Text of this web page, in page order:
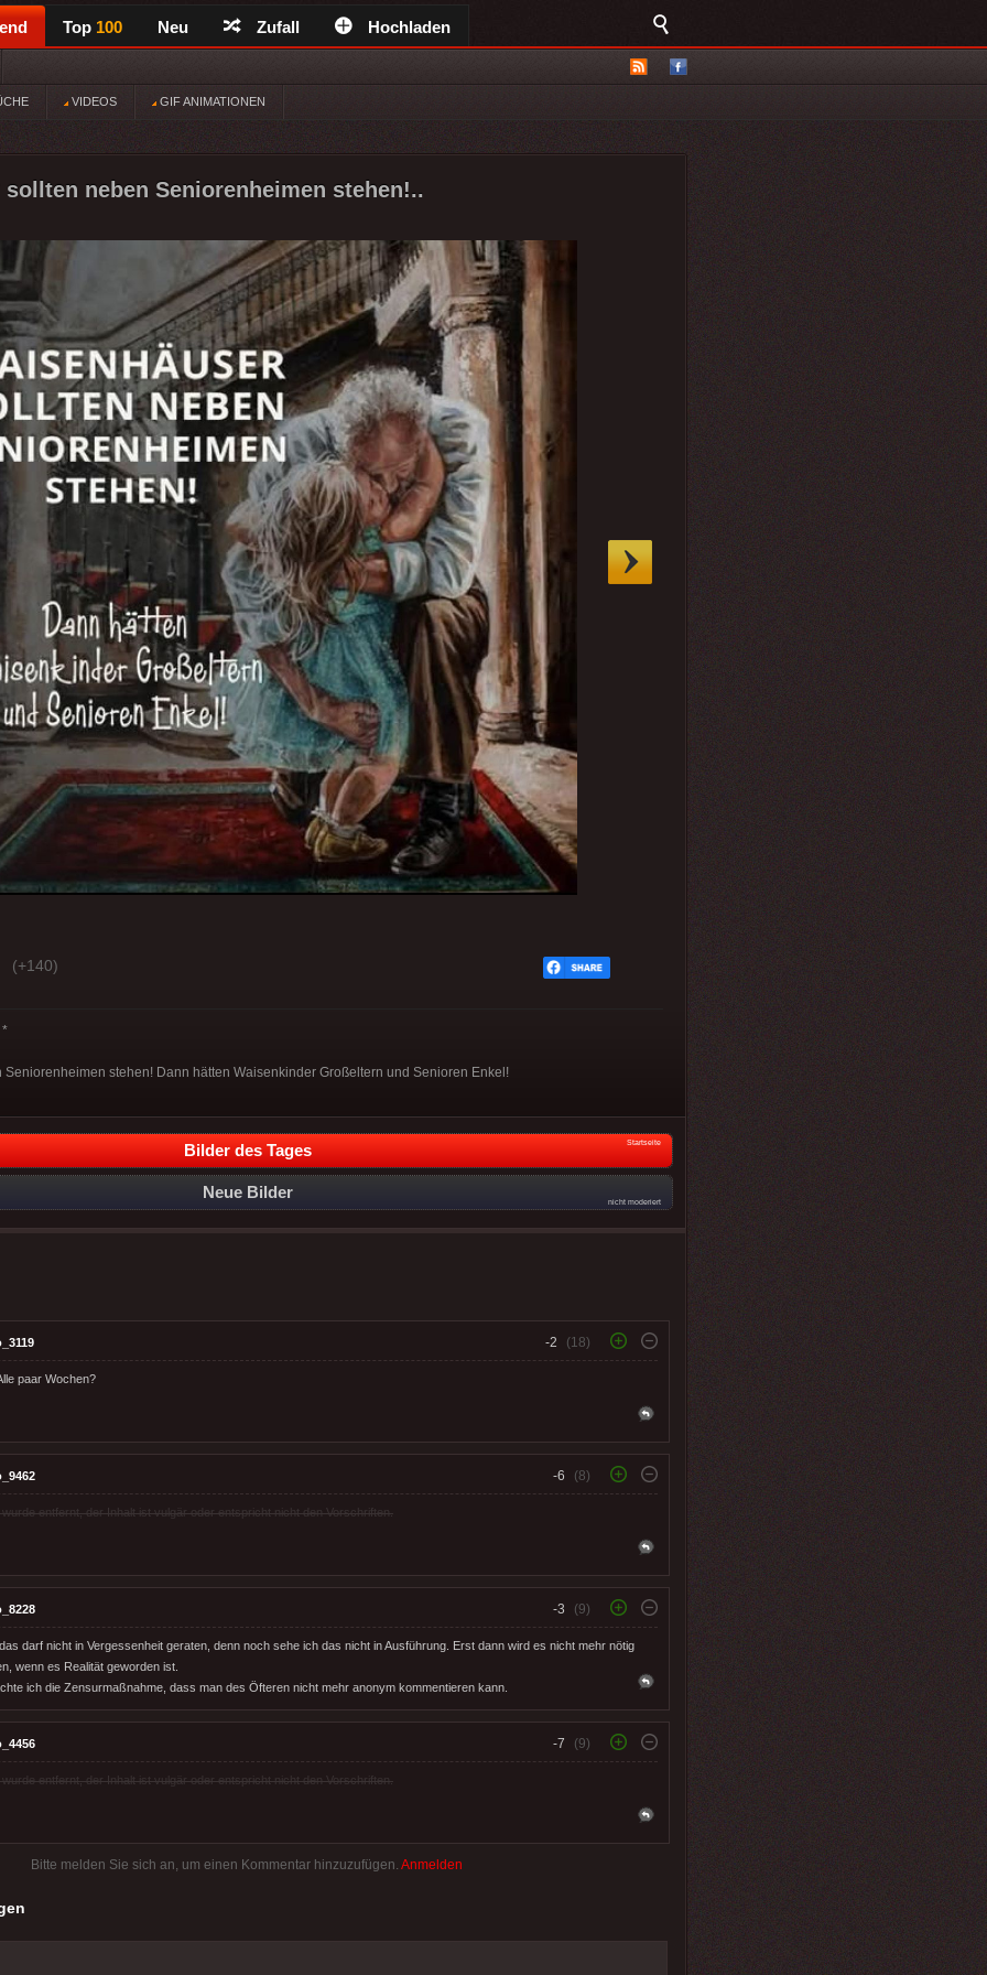
Top 100 Neu Zufall Hochladen
VIDEOS GIF ANIMATIONEN
sollten neben Seniorenheimen stehen!..
(+140)
stehen! Dann hätten Waisenkinder Großeltern und Senioren Enkel!
Bilder des Tages Startseite
Neue Bilder
nicht moderiert
-2 (18)
paar Wochen?
-6 (8)
entfernt, der Inhalt ist vulgär oder entspricht nicht den Vorschriften.
-3 (9)
darf nicht in Vergessenheit geraten, denn noch sehe ich das nicht in Ausführung. Erst dann wird es nicht mehr nötig
wenn es Realität geworden ist.
ich die Zensurmaßnahme, dass man des Öfteren nicht mehr anonym kommentieren kann.
-7 (9)
entfernt, der Inhalt ist vulgär oder entspricht nicht den Vorschriften.
Bitte melden Sie sich an, um einen Kommentar hinzuzufügen. Anmelden